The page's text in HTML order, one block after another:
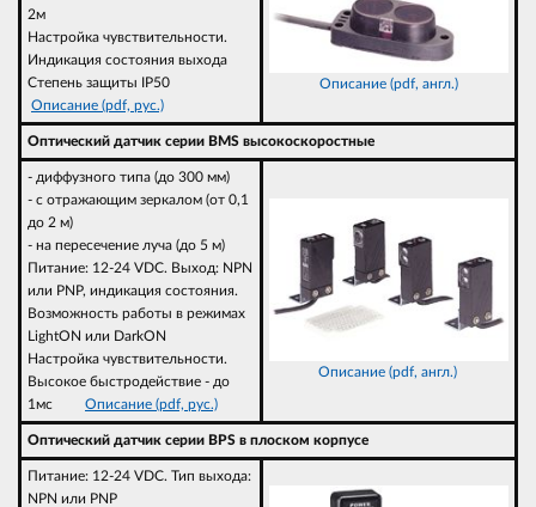
2м
Настройка чувствительности.
Индикация состояния выхода
Степень защиты IP50
Описание (pdf, рус.)
Описание (pdf, англ.)
Оптический датчик серии BMS высокоскоростные
- диффузного типа (до 300 мм)
- с отражающим зеркалом (от 0,1
до 2 м)
- на пересечение луча (до 5 м)
Питание: 12-24 VDC. Выход: NPN
или PNP, индикация состояния.
Возможность работы в режимах
LightON или DarkON
Настройка чувствительности.
Высокое быстродействие - до
1мс Описание (pdf, рус.)
Описание (pdf, англ.)
Оптический датчик серии BPS в плоском корпусе
Питание: 12-24 VDC. Тип выхода:
NPN или PNP